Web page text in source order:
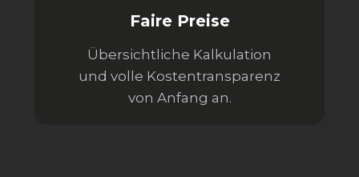
Faire Preise
Übersichtliche Kalkulation
und volle Kostentransparenz
von Anfang an.